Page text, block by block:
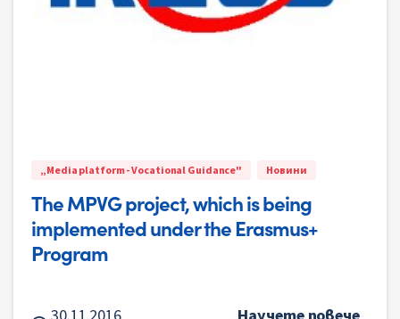
„Media platform - Vocational Guidance" Новини
The MPVG project, which is being
implemented under the Erasmus+
Program